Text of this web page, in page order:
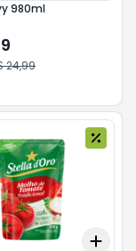
980ml
24,99
Add